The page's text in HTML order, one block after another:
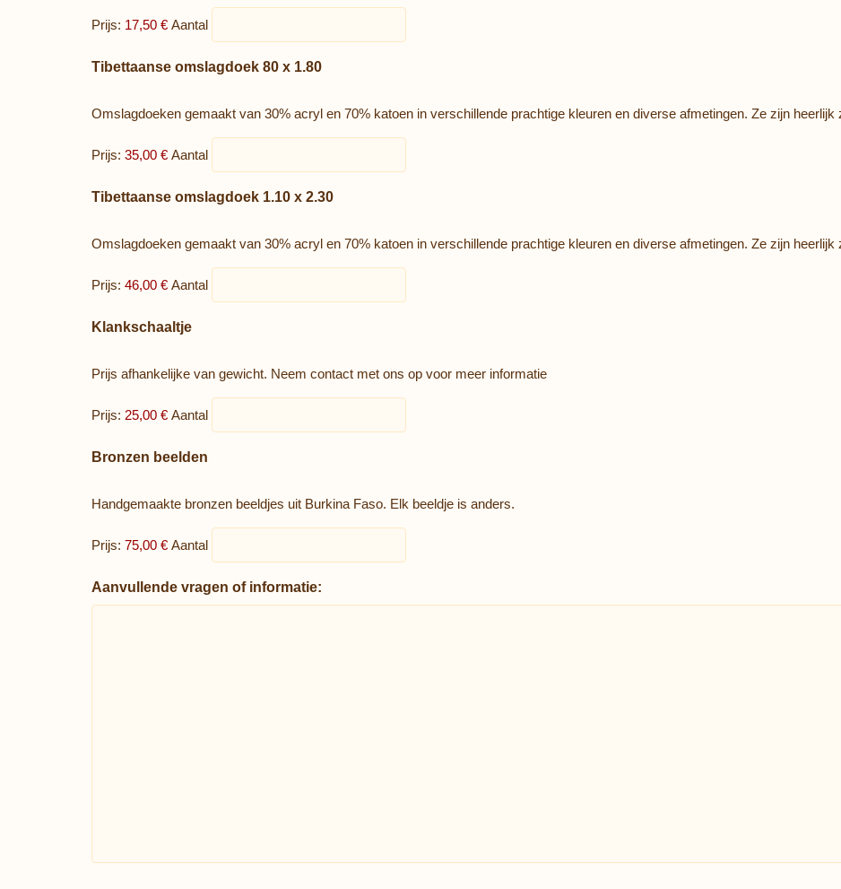
Prijs: 17,50 € Aantal
Tibettaanse omslagdoek 80 x 1.80Aantal
Omslagdoeken gemaakt van 30% acryl en 70% katoen in verschillende prachtige kleuren en diverse afmetingen. Ze zijn
Prijs: 35,00 € Aantal
Tibettaanse omslagdoek 1.10 x 2.30Aantal
Omslagdoeken gemaakt van 30% acryl en 70% katoen in verschillende prachtige kleuren en diverse afmetingen. Ze zijn
Prijs: 46,00 € Aantal
KlankschaaltjeAantal
Prijs afhankelijke van gewicht. Neem contact met ons op voor meer informatie
Prijs: 25,00 € Aantal
Bronzen beelden
Handgemaakte bronzen beeldjes uit Burkina Faso. Elk beeldje is anders.
Prijs: 75,00 € Aantal
Aanvullende vragen of informatie: